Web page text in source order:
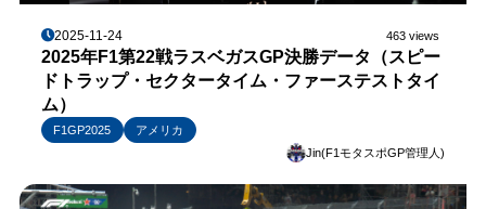
2025-11-24 463 views
2025年F1第22戦ラスベガスGP決勝データ（スピー
ドトラップ・セクタータイム・ファーステストタイ
ム）
F1GP2025
アメリカ
Jin(F1モタスポGP管理人)